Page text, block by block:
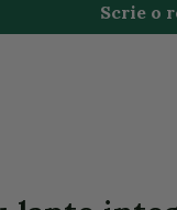
Scrie o